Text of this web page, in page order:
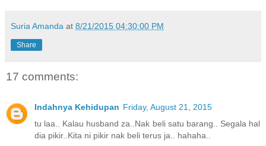
Suria Amanda at 8/21/2015 04:30:00 PM
Share
17 comments:
Indahnya Kehidupan Friday, August 21, 2015
tu laa.. Kalau husband za..Nak beli satu barang.. Segala hal
dia pikir..Kita ni pikir nak beli terus ja.. hahaha..